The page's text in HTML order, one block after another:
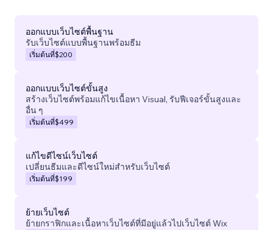
ออกแบบเว็บไซต์พื้นฐาน
รับเว็บไซต์แบบพื้นฐานพร้อมธีม
เริ่มต้นที่$200
ออกแบบเว็บไซต์ขั้นสูง
สร้างเว็บไซต์พร้อมแก้ไขเนื้อหา Visual, รับฟีเจอร์ขั้นสูงและ
อื่น ๆ
เริ่มต้นที่$499
แก้ไขดีไซน์เว็บไซต์
เปลี่ยนธีมและดีไซน์ใหม่สำหรับเว็บไซต์
เริ่มต้นที่$199
ย้ายเว็บไซต์
ย้ายกราฟิกและเนื้อหาเว็บไซต์ที่มีอยู่แล้วไปเว็บไซต์ Wix